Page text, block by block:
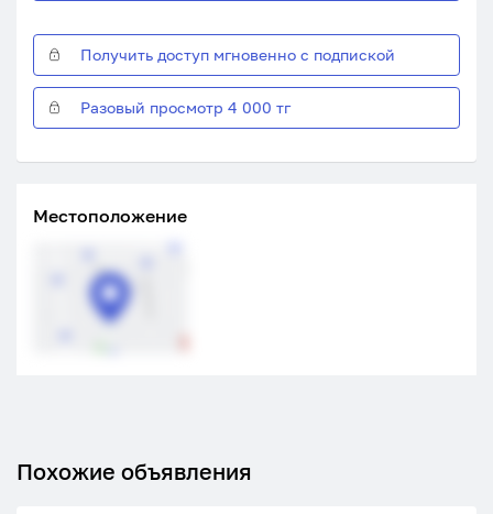
Получить доступ мгновенно с подпиской
Разовый просмотр 4 000 тг
Местоположение
Похожие объявления